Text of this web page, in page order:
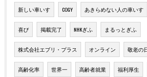
新しい車いす COGY あきらめない人の車いす
喜び 掲載完了 NHKぎふ まるっとぎふ
株式会社エブリ・プラス オンライン 敬老の
高齢化率 世界一 高齢者就業 福利厚生